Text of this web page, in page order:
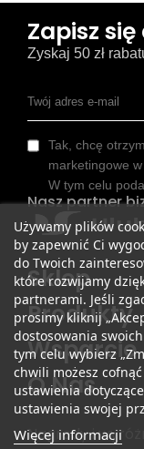
Sklep
Produkty
Wsparcie
O Nas
Używamy plików
by zapewnić Ci
do Twoich
które rozwijamy
partnerami. Jeśli
prosimy kliknij
dostosowania
tym celu wybierz
chwili możesz
ustawienia
ustawienia swojej
Więcej informacji
Zapisz
Zyskaj 50 zł
Tak, chcę
marketingowe
W tym celu
Nasz partner
Nagrody i